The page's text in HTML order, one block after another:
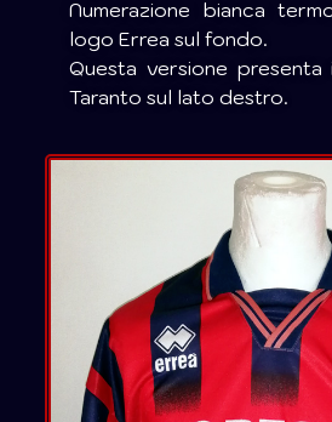
Numerazione bianca
logo Errea sul fondo.
Questa versione
Taranto sul lato destro.